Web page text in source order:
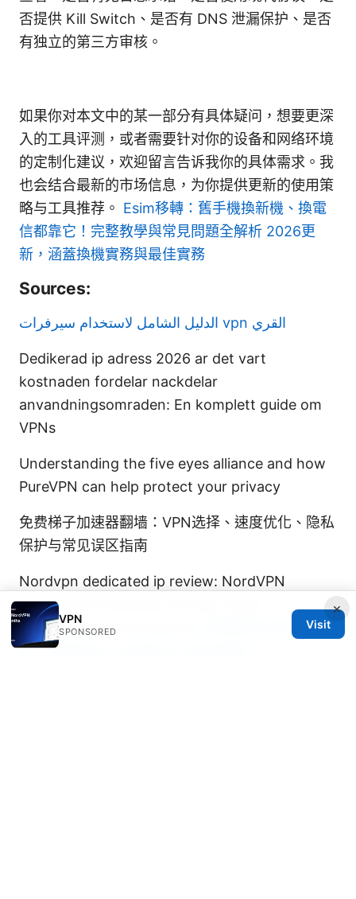
否提供 Kill Switch、是否有 DNS 泄漏保护、是否
有独立的第三方审核。
如果你对本文中的某一部分有具体疑问，想要更深
入的工具评测，或者需要针对你的设备和网络环境
的定制化建议，欢迎留言告诉我你的具体需求。我
也会结合最新的市场信息，为你提供更新的使用策
略与工具推荐。 Esim移轉：舊手機換新機、換電
信都靠它！完整教學與常見問題全解析 2026更
新，涵蓋換機實務與最佳實務
Sources:
الدليل الشامل لاستخدام سيرفرات vpn القري
Dedikerad ip adress 2026 ar det vart
kostnaden fordelar nackdelar
anvandningsomraden: En komplett guide om
VPNs
Understanding the five eyes alliance and how
PureVPN can help protect your privacy
免费梯子加速器翻墙：VPN选择、速度优化、隐私
保护与常见误区指南
Nordvpn dedicated ip review: NordVPN
dedicated IP features, pricing, setup,
performance, and security
电脑翻墙共享给手
机：全面指南、实用技巧与风险管理
×
VPN
SPONSORED
Visit